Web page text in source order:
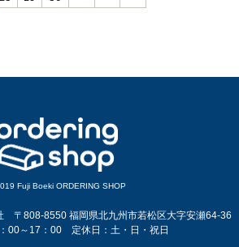
Fuji Boeki ORDERING SHOP
〒808-8550 福岡県北九州市若松区大字安瀬64-36
00～17：00 定休日：土・日・祝日